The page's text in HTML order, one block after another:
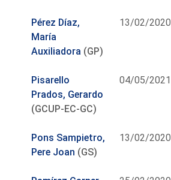
Pérez Díaz,
María
Auxiliadora (GP)
13/02/2020
Pisarello
Prados, Gerardo
(GCUP-EC-GC)
04/05/2021
Pons Sampietro,
Pere Joan (GS)
13/02/2020